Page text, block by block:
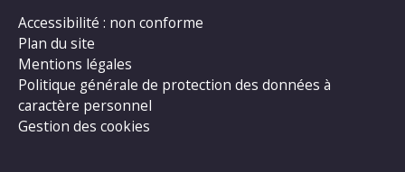
Accessibilité : non conforme
Plan du site
Mentions légales
Politique générale de protection des données à
caractère personnel
Gestion des cookies